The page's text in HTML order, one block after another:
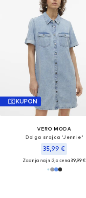
KUPON
VERO MODA
Dolga srajca 'Jennie'
35,99 €
Zadnja najnižja cena39,99 €